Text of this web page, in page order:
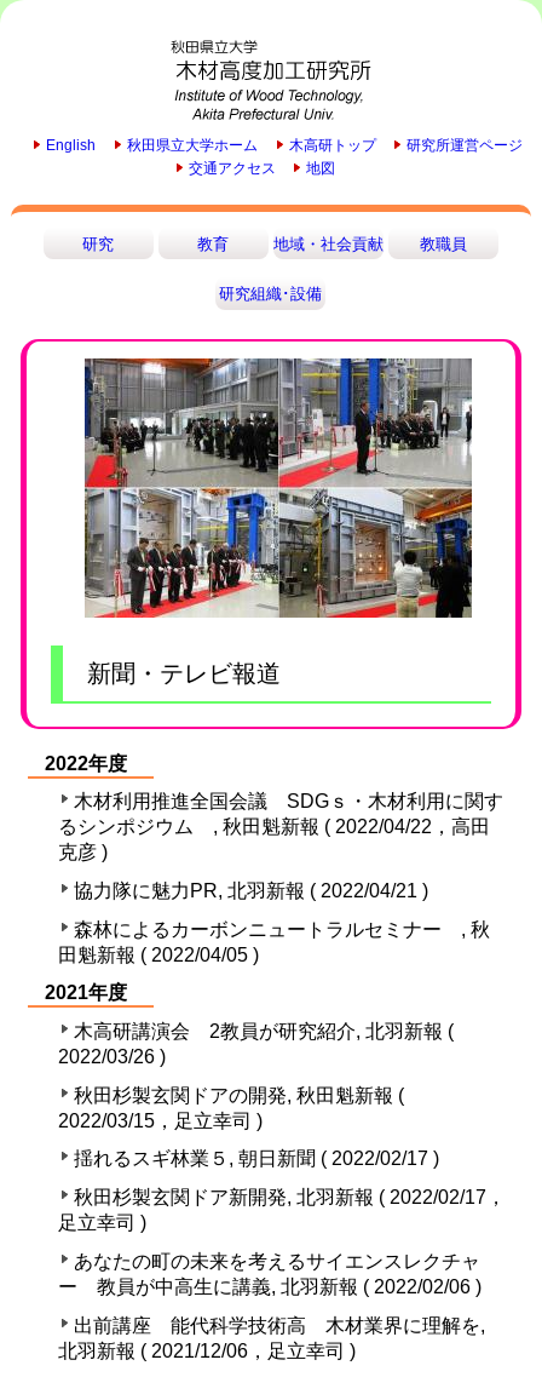
English 秋田県立大学ホーム 木高研トップ
研究所運営ページ
交通アクセス
地図
研究 教育 地域・社会貢献 教職員
研究組織･設備
新聞・テレビ報道
2022年度
木材利用推進全国会議 SDGｓ・木材利用に関す
るシンポジウム , 秋田魁新報 ( 2022/04/22，高田
克彦 )
協力隊に魅力PR, 北羽新報 ( 2022/04/21 )
森林によるカーボンニュートラルセミナー , 秋
田魁新報 ( 2022/04/05 )
2021年度
木高研講演会 2教員が研究紹介, 北羽新報 (
2022/03/26 )
秋田杉製玄関ドアの開発, 秋田魁新報 (
2022/03/15，足立幸司 )
揺れるスギ林業５, 朝日新聞 ( 2022/02/17 )
秋田杉製玄関ドア新開発, 北羽新報 ( 2022/02/17，
足立幸司 )
あなたの町の未来を考えるサイエンスレクチャ
ー 教員が中高生に講義, 北羽新報 ( 2022/02/06 )
出前講座 能代科学技術高 木材業界に理解を,
北羽新報 ( 2021/12/06，足立幸司 )